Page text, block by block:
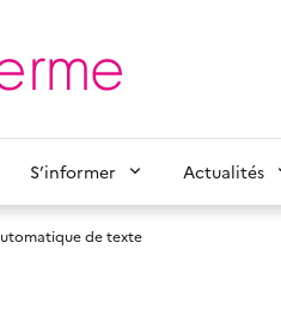
S’informer Actualités
de texte